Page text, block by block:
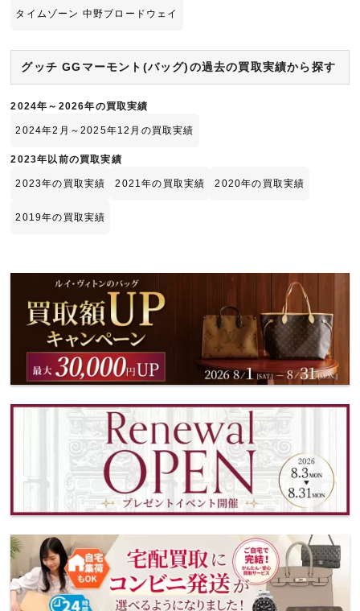
タイムゾーン 中野ブロードウェイ
グッチ GGマーモント(バッグ)の過去の買取実績から探す
2024年～2026年の買取実績
2024年2月～2025年12月の買取実績
2023年以前の買取実績
2023年の買取実績 2021年の買取実績 2020年の買取実績
2019年の買取実績